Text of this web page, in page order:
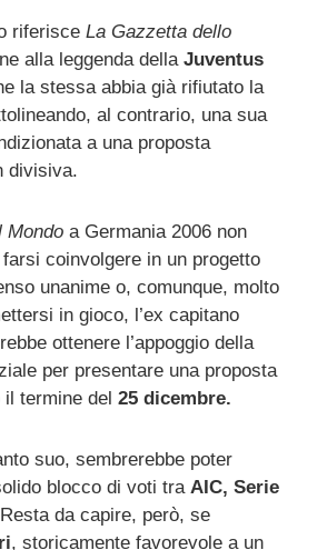
riferisce La Gazzetta dello
alla leggenda della Juventus
la stessa abbia già rifiutato la
al contrario, una sua
a una proposta
divisiva.
Mondo a Germania 2006 non
coinvolgere in un progetto
unanime o, comunque, molto
in gioco, l’ex capitano
ottenere l’appoggio della
per presentare una proposta
termine del 25 dicembre.
suo, sembrerebbe poter
blocco di voti tra AIC, Serie
Resta da capire, però, se
, storicamente favorevole a un